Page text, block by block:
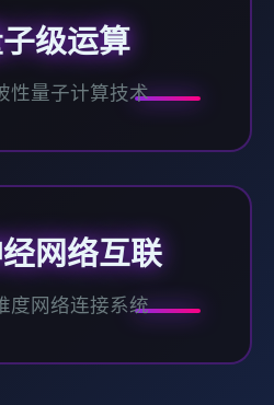
级运算
性量子计算技术
网络互联
度网络连接系统